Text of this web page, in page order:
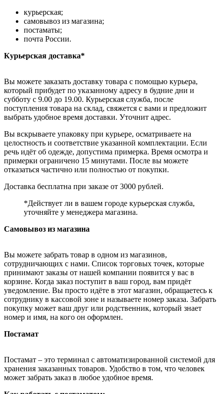
курьерская;
самовывоз из магазина;
постаматы;
почта России.
Курьерская доставка*
Вы можете заказать доставку товара с помощью курьера,
который прибудет по указанному адресу в будние дни и
субботу с 9.00 до 19.00. Курьерская служба, после
поступления товара на склад, свяжется с вами и предложит
выбрать удобное время доставки. Уточнит адрес.
Вы вскрываете упаковку при курьере, осматриваете на
целостность и соответствие указанной комплектации. Если
речь идёт об одежде, допустима примерка. Время осмотра и
примерки ограничено 15 минутами. После вы можете
отказаться частично или полностью от покупки.
Доставка бесплатна при заказе от 3000 рублей.
*Действует ли в вашем городе курьерская служба,
уточняйте у менеджера магазина.
Самовывоз из магазина
Вы можете забрать товар в одном из магазинов,
сотрудничающих с нами. Список торговых точек, которые
принимают заказы от нашей компании появится у вас в
корзине. Когда заказ поступит в ваш город, вам придёт
уведомление. Вы просто идёте в этот магазин, обращаетесь к
сотруднику в кассовой зоне и называете номер заказа. Забрать
покупку может ваш друг или родственник, который знает
номер и имя, на кого он оформлен.
Постамат
Постамат – это терминал с автоматизированной системой для
хранения заказанных товаров. Удобство в том, что человек
может забрать заказ в любое удобное время.